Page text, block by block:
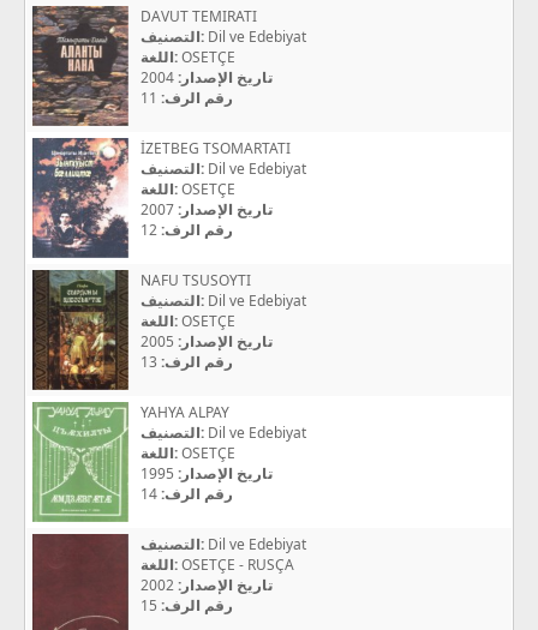
DAVUT TEMIRATI
التصنيف: Dil ve Edebiyat
اللغة:OSETÇE
تاريخ الإصدار:
رقم الرف:
İZETBEG TSOMARTATI
التصنيف: Dil ve Edebiyat
اللغة:OSETÇE
تاريخ الإصدار:
رقم الرف:
NAFU TSUSOYTI
التصنيف: Dil ve Edebiyat
اللغة:OSETÇE
تاريخ الإصدار:
رقم الرف:
YAHYA ALPAY
التصنيف: Dil ve Edebiyat
اللغة:OSETÇE
تاريخ الإصدار:
رقم الرف:
التصنيف: Dil ve Edebiyat
اللغة:OSETÇE - RUSÇA
تاريخ الإصدار:
رقم الرف: